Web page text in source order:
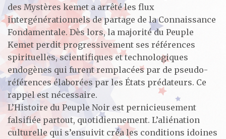
des Mystères kemet a arrêté les flux
intergénérationnels de partage de la Connaissance
Fondamentale. Dès lors, la majorité du Peuple
Kemet perdit progressivement ses références
spirituelles, scientifiques et technologiques
endogènes qui furent remplacées par de pseudo-
références élaborées par les États prédateurs. Ce
rappel est nécessaire.
L’Histoire du Peuple Noir est pernicieusement
falsifiée partout, quotidiennement. L’aliénation
culturelle qui s’ensuivit créa les conditions idoines